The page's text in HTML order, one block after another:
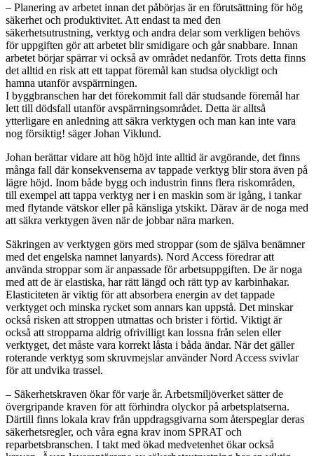
– Planering av arbetet innan det påbörjas är en förutsättning för hög
säkerhet och produktivitet. Att endast ta med den
säkerhetsutrustning, verktyg och andra delar som verkligen behövs
för uppgiften gör att arbetet blir smidigare och går snabbare. Innan
arbetet börjar spärrar vi också av området nedanför. Trots detta finns
det alltid en risk att ett tappat föremål kan studsa olyckligt och
hamna utanför avspärrningen.
I byggbranschen har det förekommit fall där studsande föremål har
lett till dödsfall utanför avspärrningsområdet. Detta är alltså
ytterligare en anledning att säkra verktygen och man kan inte vara
nog försiktig! säger Johan Viklund.
Johan berättar vidare att hög höjd inte alltid är avgörande, det finns
många fall där konsekvenserna av tappade verktyg blir stora även på
lägre höjd. Inom både bygg och industrin finns flera riskområden,
till exempel att tappa verktyg ner i en maskin som är igång, i tankar
med flytande vätskor eller på känsliga ytskikt. Därav är de noga med
att säkra verktygen även när de jobbar nära marken.
Säkringen av verktygen görs med stroppar (som de själva benämner
med det engelska namnet lanyards). Nord Access föredrar att
använda stroppar som är anpassade för arbetsuppgiften. De är noga
med att de är elastiska, har rätt längd och rätt typ av karbinhakar.
Elasticiteten är viktig för att absorbera energin av det tappade
verktyget och minska rycket som annars kan uppstå. Det minskar
också risken att stroppen utmattas och brister i förtid. Viktigt är
också att stropparna aldrig ofrivilligt kan lossna från selen eller
verktyget, det måste vara korrekt låsta i båda ändar. När det gäller
roterande verktyg som skruvmejslar använder Nord Access svivlar
för att undvika trassel.
– Säkerhetskraven ökar för varje år. Arbetsmiljöverket sätter de
övergripande kraven för att förhindra olyckor på arbetsplatserna.
Därtill finns lokala krav från uppdragsgivarna som återspeglar deras
säkerhetsregler, och våra egna krav inom SPRAT och
reparbetsbranschen. I takt med ökad medvetenhet ökar också